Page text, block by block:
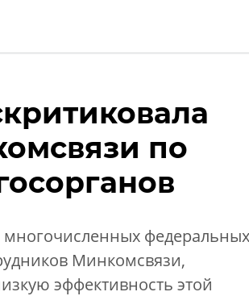
по
федеральных
Минкомсвязи,
эффективность этой